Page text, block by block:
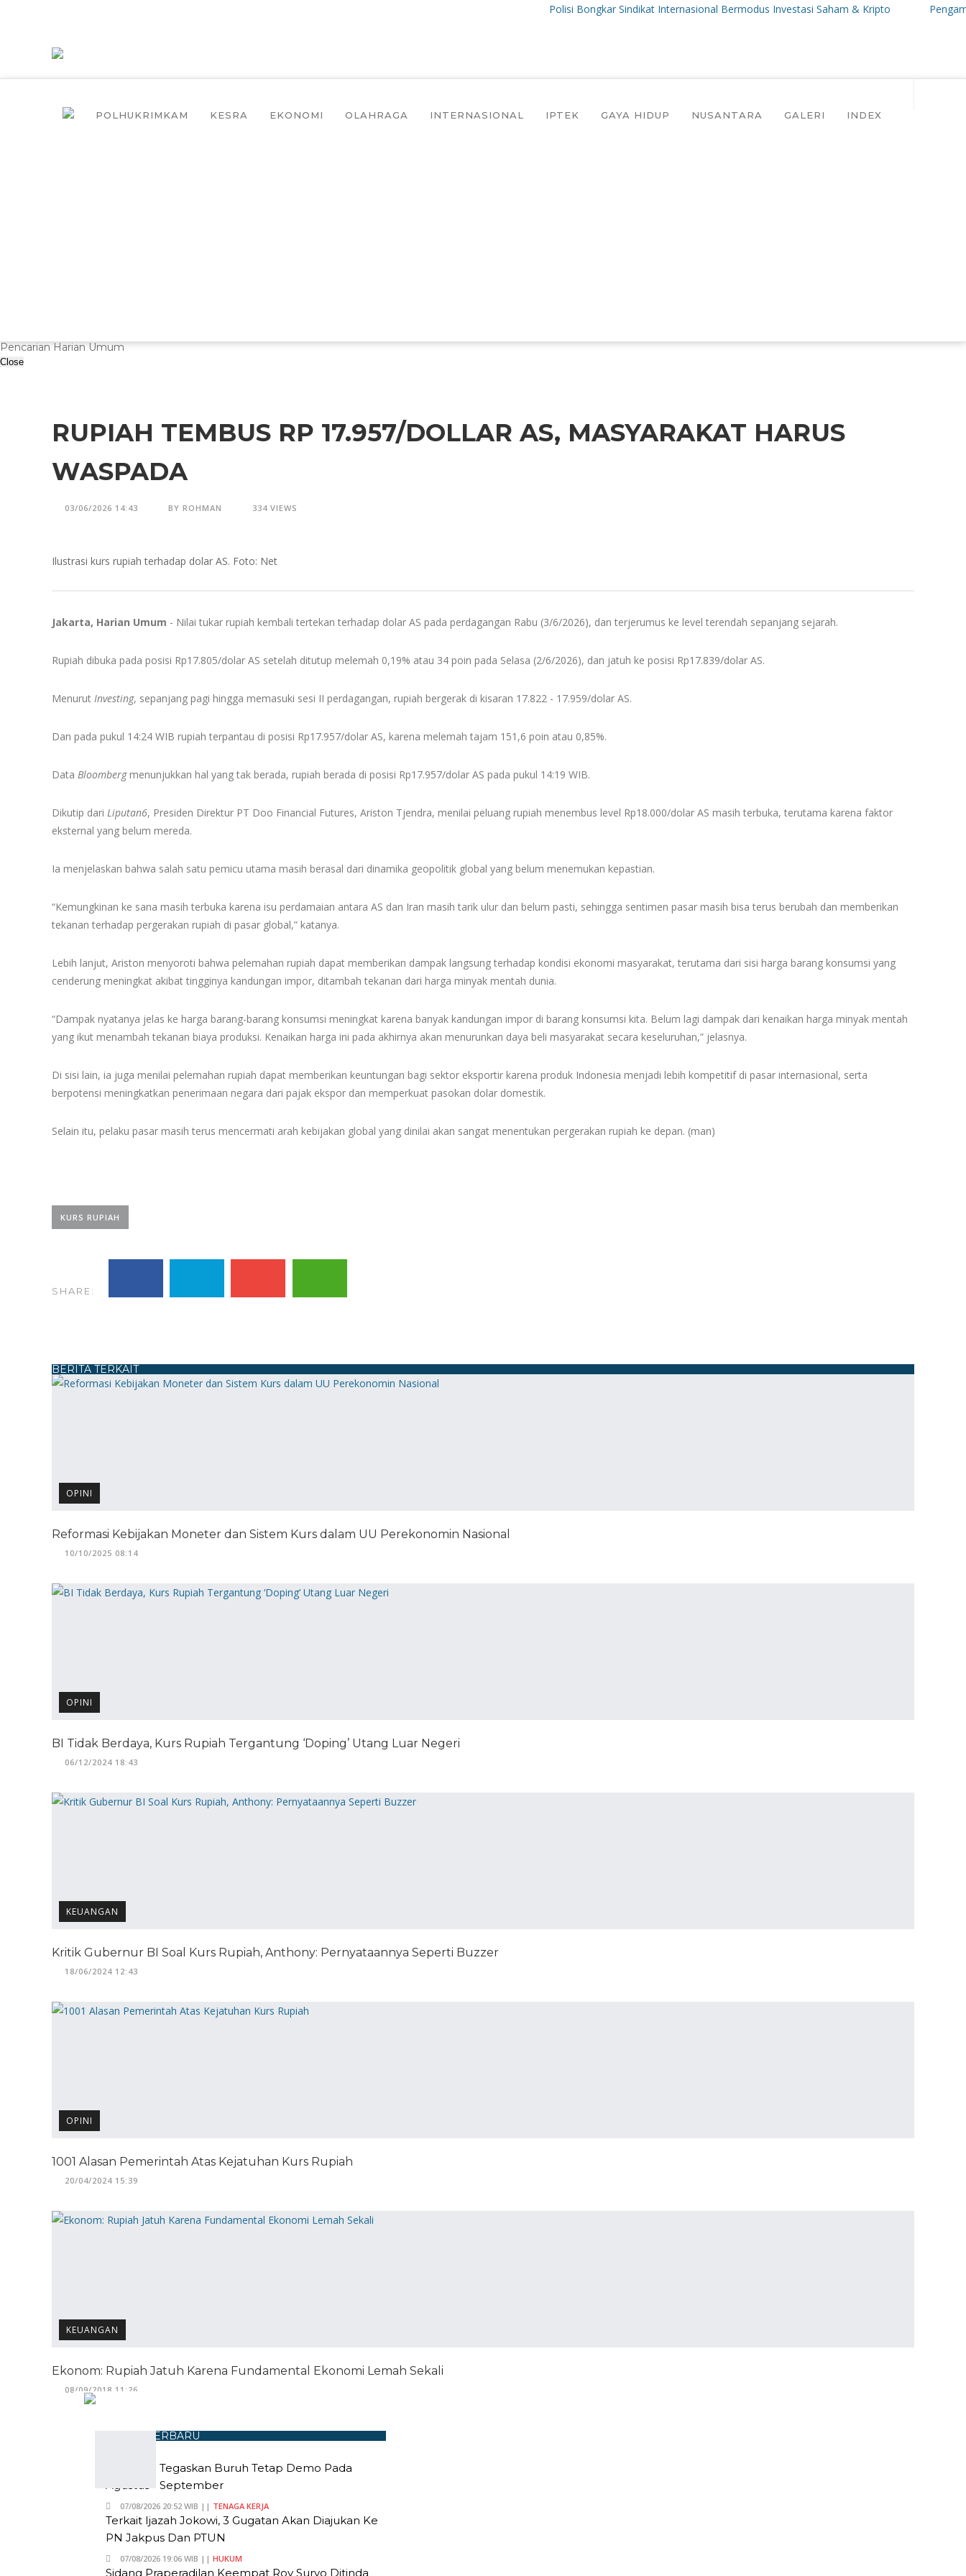
Polisi Bongkar Sindikat Internasional Bermodus Investasi Saham & Kripto Pengamat
POLHUKRIMKAM KESRA EKONOMI OLAHRAGA INTERNASIONAL IPTEK GAYA HIDUP NUSANTARA GALERI INDEX
Pencarian Harian Umum
Close
RUPIAH TEMBUS RP 17.957/DOLLAR AS, MASYARAKAT HARUS
WASPADA
03/06/2026 14:43 BY ROHMAN 334 VIEWS
Ilustrasi kurs rupiah terhadap dolar AS. Foto: Net
Jakarta, Harian Umum - Nilai tukar rupiah kembali tertekan terhadap dolar AS pada perdagangan Rabu (3/6/2026), dan terjerumus ke level terendah sepanjang sejarah.
Rupiah dibuka pada posisi Rp17.805/dolar AS setelah ditutup melemah 0,19% atau 34 poin pada Selasa (2/6/2026), dan jatuh ke posisi Rp17.839/dolar AS.
Menurut Investing, sepanjang pagi hingga memasuki sesi II perdagangan, rupiah bergerak di kisaran 17.822 - 17.959/dolar AS.
Dan pada pukul 14:24 WIB rupiah terpantau di posisi Rp17.957/dolar AS, karena melemah tajam 151,6 poin atau 0,85%.
Data Bloombergmenunjukkan hal yang tak berada, rupiah berada di posisi Rp17.957/dolar AS pada pukul 14:19 WIB.
Dikutip dari Liputan6, Presiden Direktur PT Doo Financial Futures, Ariston Tjendra, menilai peluang rupiah menembus level Rp18.000/dolar AS masih terbuka, terutama karena faktor
eksternal yang belum mereda.
Ia menjelaskan bahwa salah satu pemicu utama masih berasal dari dinamika geopolitik global yang belum menemukan kepastian.
“Kemungkinan ke sana masih terbuka karena isu perdamaian antara AS dan Iran masih tarik ulur dan belum pasti, sehingga sentimen pasar masih bisa terus berubah dan memberikan
tekanan terhadap pergerakan rupiah di pasar global,” katanya.
Lebih lanjut, Ariston menyoroti bahwa pelemahan rupiah dapat memberikan dampak langsung terhadap kondisi ekonomi masyarakat, terutama dari sisi harga barang konsumsi yang
cenderung meningkat akibat tingginya kandungan impor, ditambah tekanan dari harga minyak mentah dunia.
“Dampak nyatanya jelas ke harga barang-barang konsumsi meningkat karena banyak kandungan impor di barang konsumsi kita. Belum lagi dampak dari kenaikan harga minyak mentah
yang ikut menambah tekanan biaya produksi. Kenaikan harga ini pada akhirnya akan menurunkan daya beli masyarakat secara keseluruhan,” jelasnya.
Di sisi lain, ia juga menilai pelemahan rupiah dapat memberikan keuntungan bagi sektor eksportir karena produk Indonesia menjadi lebih kompetitif di pasar internasional, serta
berpotensi meningkatkan penerimaan negara dari pajak ekspor dan memperkuat pasokan dolar domestik.
Selain itu, pelaku pasar masih terus mencermati arah kebijakan global yang dinilai akan sangat menentukan pergerakan rupiah ke depan. (man)
KURS RUPIAH
SHARE:
BERITA TERKAIT
OPINI
Reformasi Kebijakan Moneter dan Sistem Kurs dalam UU Perekonomin Nasional
10/10/2025 08:14
OPINI
BI Tidak Berdaya, Kurs Rupiah Tergantung ‘Doping’ Utang Luar Negeri
06/12/2024 18:43
KEUANGAN
Kritik Gubernur BI Soal Kurs Rupiah, Anthony: Pernyataannya Seperti Buzzer
18/06/2024 12:43
OPINI
1001 Alasan Pemerintah Atas Kejatuhan Kurs Rupiah
20/04/2024 15:39
KEUANGAN
Ekonom: Rupiah Jatuh Karena Fundamental Ekonomi Lemah Sekali
08/09/2018 11:26
BERITA TERBARU
Andi Gani Tegaskan Buruh Tetap Demo Pada
Agustus - September
07/08/2026 20:52 WIB || TENAGA KERJA
Terkait Ijazah Jokowi, 3 Gugatan Akan Diajukan Ke
PN Jakpus Dan PTUN
07/08/2026 19:06 WIB || HUKUM
Sidang Praperadilan Keempat Roy Suryo Ditinda